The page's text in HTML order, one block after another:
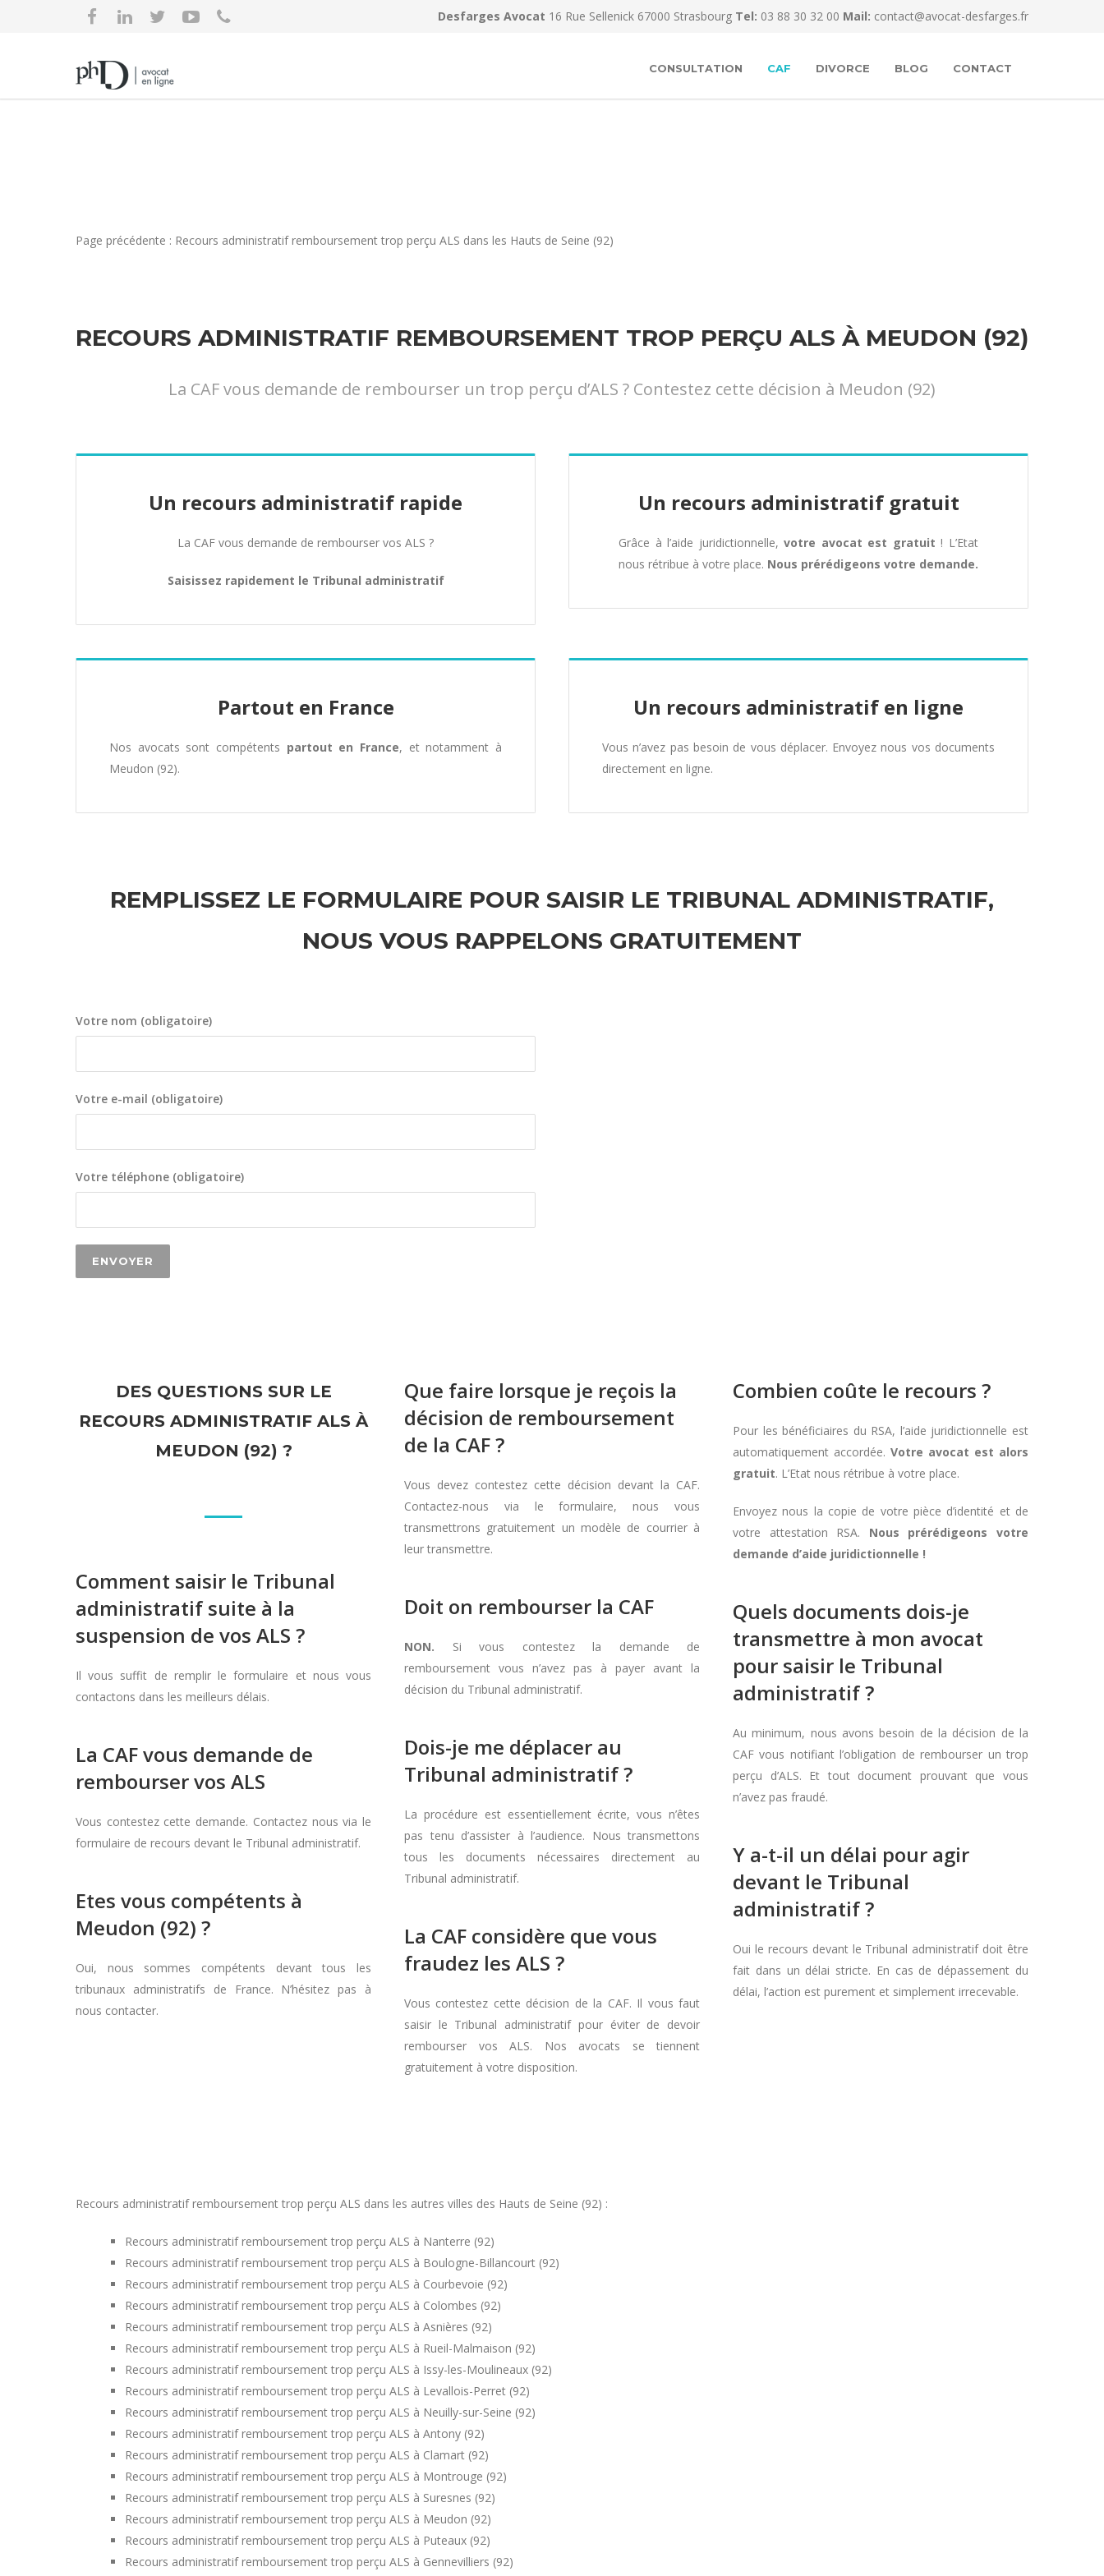
Desfarges Avocat 16 Rue Sellenick 67000 Strasbourg Tel: 03 88 30 32 00 Mail: contact@avocat-desfarges.fr
CONSULTATION CAF DIVORCE BLOG CONTACT
Page précédente : Recours administratif remboursement trop perçu ALS dans les Hauts de Seine (92)
RECOURS ADMINISTRATIF REMBOURSEMENT TROP PERÇU ALS À MEUDON (92)
La CAF vous demande de rembourser un trop perçu d’ALS ? Contestez cette décision à Meudon (92)
Un recours administratif rapide
La CAF vous demande de rembourser vos ALS ?
Saisissez rapidement le Tribunal administratif
Un recours administratif gratuit
Grâce à l’aide juridictionnelle,votre avocat est gratuit ! L’Etat
nous rétribue à votre place. Nous prérédigeons votre demande.
Partout en France
Nos avocats sont compétents partout en France, et notamment à
Meudon (92).
Un recours administratif en ligne
Vous n’avez pas besoin de vous déplacer. Envoyez nous vos documents
directement en ligne.
REMPLISSEZ LE FORMULAIRE POUR SAISIR LE TRIBUNAL ADMINISTRATIF,
NOUS VOUS RAPPELONS GRATUITEMENT
Votre nom (obligatoire)
Votre e-mail (obligatoire)
Votre téléphone (obligatoire)
DES QUESTIONS SUR LE
RECOURS ADMINISTRATIF ALS À
MEUDON (92) ?
Comment saisir le Tribunal
administratif suite à la
suspension de vos ALS ?
Il vous suffit de remplir le formulaire et nous vous
contactons dans les meilleurs délais.
La CAF vous demande de
rembourser vos ALS
Vous contestez cette demande. Contactez nous via le
formulaire de recours devant le Tribunal administratif.
Etes vous compétents à
Meudon (92) ?
Oui, nous sommes compétents devant tous les
tribunaux administratifs de France. N’hésitez pas à
nous contacter.
Que faire lorsque je reçois la
décision de remboursement
de la CAF ?
Vous devez contestez cette décision devant la CAF.
Contactez-nous via le formulaire, nous vous
transmettrons gratuitement un modèle de courrier à
leur transmettre.
Doit on rembourser la CAF
NON. Si vous contestez la demande de
remboursement vous n’avez pas à payer avant la
décision du Tribunal administratif.
Dois-je me déplacer au
Tribunal administratif ?
La procédure est essentiellement écrite, vous n’êtes
pas tenu d’assister à l’audience. Nous transmettons
tous les documents nécessaires directement au
Tribunal administratif.
La CAF considère que vous
fraudez les ALS ?
Vous contestez cette décision de la CAF. Il vous faut
saisir le Tribunal administratif pour éviter de devoir
rembourser vos ALS. Nos avocats se tiennent
gratuitement à votre disposition.
Combien coûte le recours ?
Pour les bénéficiaires du RSA, l’aide juridictionnelle est
automatiquement accordée. Votre avocat est alors
gratuit. L’Etat nous rétribue à votre place.
Envoyez nous la copie de votre pièce d’identité et de
votre attestation RSA. Nous prérédigeons votre
demande d’aide juridictionnelle !
Quels documents dois-je
transmettre à mon avocat
pour saisir le Tribunal
administratif ?
Au minimum, nous avons besoin de la décision de la
CAF vous notifiant l’obligation de rembourser un trop
perçu d’ALS. Et tout document prouvant que vous
n’avez pas fraudé.
Y a-t-il un délai pour agir
devant le Tribunal
administratif ?
Oui le recours devant le Tribunal administratif doit être
fait dans un délai stricte. En cas de dépassement du
délai, l’action est purement et simplement irrecevable.
Recours administratif remboursement trop perçu ALS dans les autres villes des Hauts de Seine (92) :
Recours administratif remboursement trop perçu ALS à Nanterre (92)
Recours administratif remboursement trop perçu ALS à Boulogne-Billancourt (92)
Recours administratif remboursement trop perçu ALS à Courbevoie (92)
Recours administratif remboursement trop perçu ALS à Colombes (92)
Recours administratif remboursement trop perçu ALS à Asnières (92)
Recours administratif remboursement trop perçu ALS à Rueil-Malmaison (92)
Recours administratif remboursement trop perçu ALS à Issy-les-Moulineaux (92)
Recours administratif remboursement trop perçu ALS à Levallois-Perret (92)
Recours administratif remboursement trop perçu ALS à Neuilly-sur-Seine (92)
Recours administratif remboursement trop perçu ALS à Antony (92)
Recours administratif remboursement trop perçu ALS à Clamart (92)
Recours administratif remboursement trop perçu ALS à Montrouge (92)
Recours administratif remboursement trop perçu ALS à Suresnes (92)
Recours administratif remboursement trop perçu ALS à Meudon (92)
Recours administratif remboursement trop perçu ALS à Puteaux (92)
Recours administratif remboursement trop perçu ALS à Gennevilliers (92)